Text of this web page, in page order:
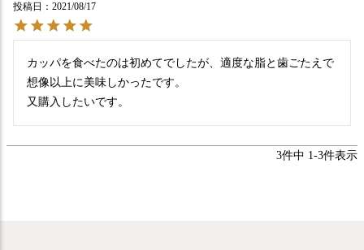
投稿日
2021/08/17
カッパを食べたのは初めてでしたが、適度な脂と歯ごたえで
想像以上に美味しかったです。
又購入したいです。
3件中 1-3件表示